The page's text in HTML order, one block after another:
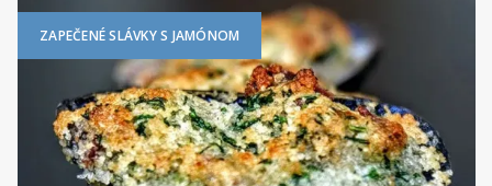
ZAPEČENÉ SLÁVKY S JAMÓNOM